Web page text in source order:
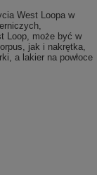
West Loopa w
Loop, może być w
jak i nakrętka,
a lakier na powłoce